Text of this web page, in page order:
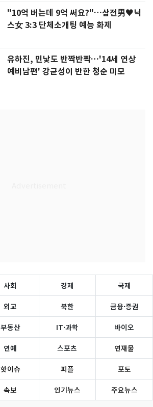
"10억 버는데 9억 써요?"…삼전男♥닉
스女 3:3 단체소개팅 예능 화제
유하진, 민낯도 반짝반짝…'14세 연상
예비남편' 강균성이 반한 청순 미모
사회 경제 국제
외교 북한 금융·증권
부동산 IT·과학 바이오
연예 스포츠 연재물
핫이슈 피플 포토
속보 인기뉴스 주요뉴스